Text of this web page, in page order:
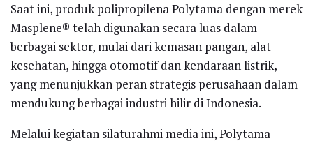
Saat ini, produk polipropilena Polytama dengan merek
Masplene® telah digunakan secara luas dalam
berbagai sektor, mulai dari kemasan pangan, alat
kesehatan, hingga otomotif dan kendaraan listrik,
yang menunjukkan peran strategis perusahaan dalam
mendukung berbagai industri hilir di Indonesia.
Melalui kegiatan silaturahmi media ini, Polytama